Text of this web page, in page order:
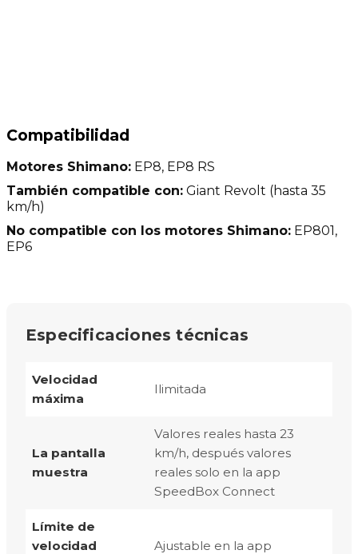
Compatibilidad
Motores Shimano: EP8, EP8 RS
También compatible con: Giant Revolt (hasta 35
km/h)
No compatible con los motores Shimano: EP801,
EP6
Especificaciones técnicas
Velocidad
máxima
Ilimitada
La pantalla
muestra
Valores reales hasta 23
km/h, después valores
reales solo en la app
SpeedBox Connect
Límite de
velocidad
Ajustable en la app